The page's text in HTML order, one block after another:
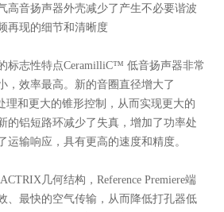
高音扬声器外壳减少了产生不必要谐波
再现的细节和清晰度
标志性特点CeramilliC™ 低音扬声器非常
，效率最高。新的音圈直径增大了
理和更大的锥形控制，从而实现更大的
的铝短路环减少了失真，增加了功率处
运输响应，具有更高的速度和精度。
几何结构，Reference Premiere端
、最快的空气传输，从而降低打孔器低